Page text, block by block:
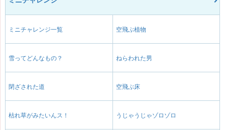
ミニチャレンジ一覧 空飛ぶ植物
雪ってどんなもの？ ねらわれた男
閉ざされた道 空飛ぶ床
枯れ草がみたいんス！ うじゃうじゃゾロゾロ